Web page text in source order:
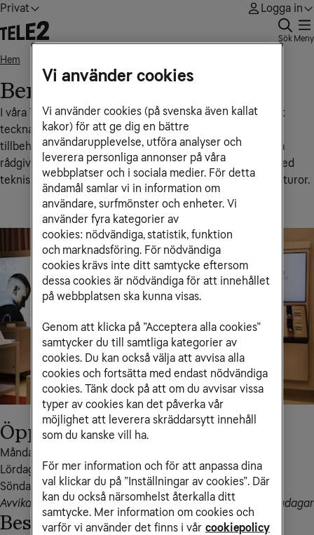
Privat Logga in
Sök Meny
Hem
Bergvik
I våra Tele2‑butiker får du personlig hjälp med allt från att
teckna eller ändra abonnemang till att köpa mobiler och
tillbehör samt bredbands- och tv-abonnemang. Du kan få
rådgivning om vilken lösning som passar dig bäst, hjälp med
tekniska inställningar, nummerflytt eller support kring fakturor.
Öppettider
Måndag – fredag 10-20
Lördag 10-18
Söndag 10-18
Avvikande öppettider kan förekomma i samband med helgdagar
Besöksadress
Vi använder cookies
Vi använder cookies (på svenska även kallat
kakor) för att ge dig en bättre
användarupplevelse, utföra analyser och
leverera personliga annonser på våra
webbplatser och i sociala medier. För detta
ändamål samlar vi in information om
användare, surfmönster och enheter. Vi
använder fyra kategorier av
cookies: nödvändiga, statistik, funktion
och marknadsföring. För nödvändiga
cookies krävs inte ditt samtycke eftersom
dessa cookies är nödvändiga för att innehållet
på webbplatsen ska kunna visas.
Genom att klicka på ”Acceptera alla cookies”
samtycker du till samtliga kategorier av
cookies. Du kan också välja att avvisa alla
cookies och fortsätta med endast nödvändiga
cookies. Tänk dock på att om du avvisar vissa
typer av cookies kan det påverka vår
möjlighet att leverera skräddarsytt innehåll
som du kanske vill ha.
För mer information och för att anpassa dina
val klickar du på ”Inställningar av cookies”. Där
kan du också närsomhelst återkalla ditt
samtycke. Mer information om cookies och
varför vi använder det finns i vår cookiepolicy